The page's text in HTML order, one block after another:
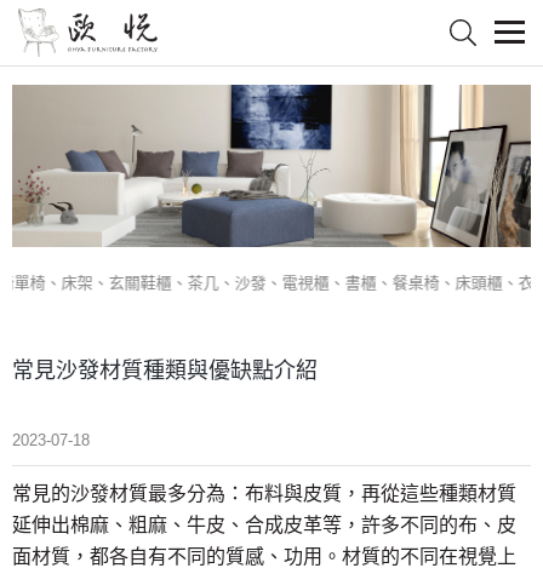
、床架、玄關鞋櫃、茶几、沙發、電視櫃、書櫃、餐桌椅、床頭櫃、衣櫥
常見沙發材質種類與優缺點介紹
2023-07-18
常見的沙發材質最多分為：布料與皮質，再從這些種類材質
延伸出棉麻、粗麻、牛皮、合成皮革等，許多不同的布、皮
面材質，都各自有不同的質感、功用。材質的不同在視覺上